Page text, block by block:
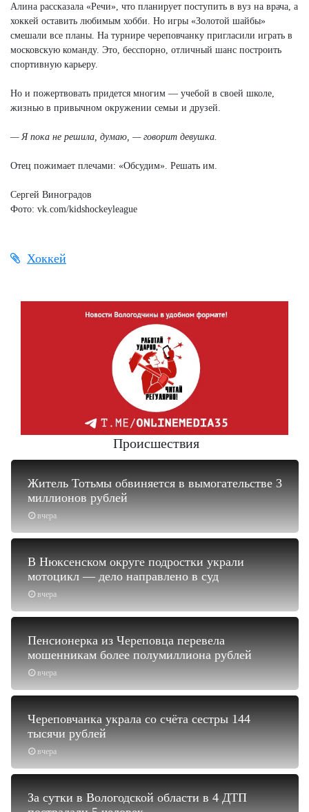
Алина рассказала «Речи», что планирует поступить в вуз на врача, а
хоккей оставить любимым хобби. Но игры «Золотой шайбы»
смешали все планы. На турнире череповчанку пригласили играть в
московскую команду. Это, бесспорно, отличный шанс построить
спортивную карьеру.
Но и пожертвовать придется многим — учебой в своей школе,
жизнью в привычном окружении семьи и друзей.
— Я пока не решила, думаю, — говорит девушка.
Отец пожимает плечами: «Обсудим». Решать им.
Сергей Виноградов
Фото: vk.com/kidshockeyleague
Хоккей
Происшествия
вчера
Житель Тотьмы обвиняется в вымогательстве 3
миллионов рублей
вчера
В Нюксенском округе подростки украли
мотоцикл — дело направлено в суд
вчера
Пенсионерка из Череповца перевела
мошенникам более полумиллиона рублей
вчера
Череповчанка украла со счёта сестры 144
тысячи рублей
За сутки в Вологодской области в 4 ДТП